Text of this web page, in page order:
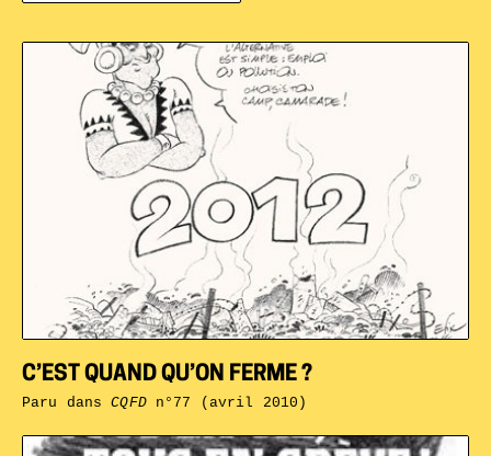
C’EST QUAND QU’ON FERME ?
Paru dansCQFDn°77 (avril 2010)